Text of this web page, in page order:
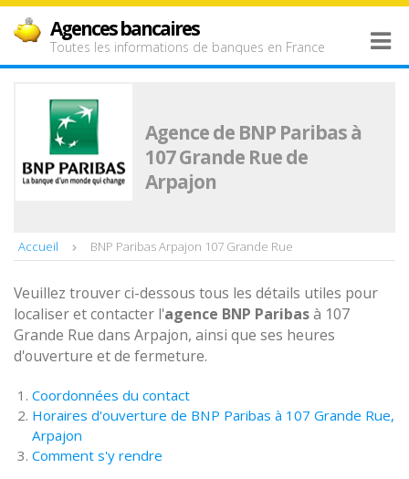
Agences bancaires
Toutes les informations de banques en France
Agence de BNP Paribas à
107 Grande Rue de
Arpajon
Accueil BNP Paribas Arpajon 107 Grande Rue
Veuillez trouver ci-dessous tous les détails utiles pour
localiser et contacter l'agence BNP Paribasà 107
Grande Rue dans Arpajon, ainsi que ses heures
d'ouverture et de fermeture.
Coordonnées du contact
Horaires d'ouverture de BNP Paribas à 107 Grande Rue,
Arpajon
Comment s'y rendre